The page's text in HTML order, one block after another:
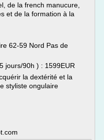
de la french manucure,
et de la formation à la
62-59 Nord Pas de
jours/90h ) : 1599EUR
la dextérité et la
styliste ongulaire